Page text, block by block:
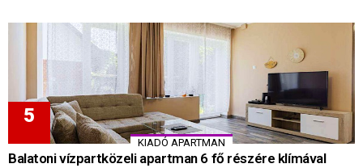
KIADÓ APARTMAN
Balatoni vízpartközeli apartman 6 fő részére klímával